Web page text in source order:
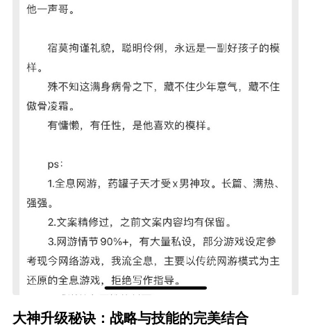
大神升级秘诀：战略与技能的完美结合